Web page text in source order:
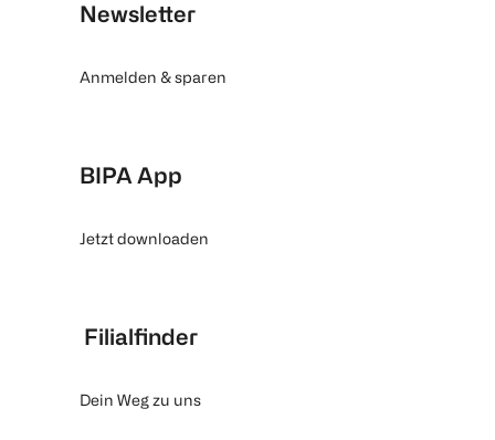
Newsletter
Anmelden & sparen
BIPA App
Jetzt downloaden
Filialfinder
Dein Weg zu uns